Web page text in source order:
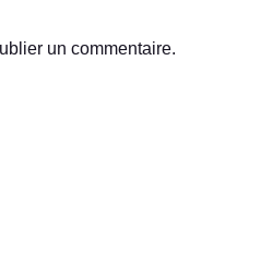
un commentaire.